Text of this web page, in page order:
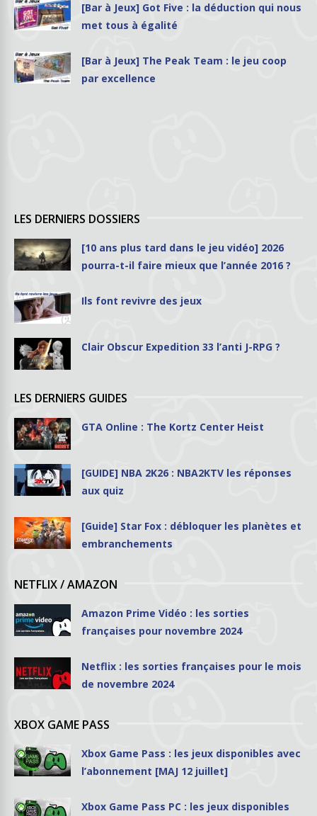
[Bar à Jeux] Got Five : la déduction qui nous
met tous à égalité
[Bar à Jeux] The Peak Team : le jeu coop
par excellence
LES DERNIERS DOSSIERS
[10 ans plus tard dans le jeu vidéo] 2026
pourra-t-il faire mieux que l’année 2016 ?
Ils font revivre des jeux
Clair Obscur Expedition 33 l’anti J-RPG ?
LES DERNIERS GUIDES
GTA Online : The Kortz Center Heist
[GUIDE] NBA 2K26 : NBA2KTV les réponses
aux quiz
[Guide] Star Fox : débloquer les planètes et
embranchements
NETFLIX / AMAZON
Amazon Prime Vidéo : les sorties
françaises pour novembre 2024
Netflix : les sorties françaises pour le mois
de novembre 2024
XBOX GAME PASS
Xbox Game Pass : les jeux disponibles avec
l’abonnement [MAJ 12 juillet]
Xbox Game Pass PC : les jeux disponibles